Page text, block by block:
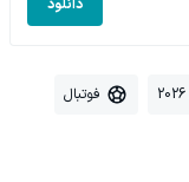
دانلود
فوتبال